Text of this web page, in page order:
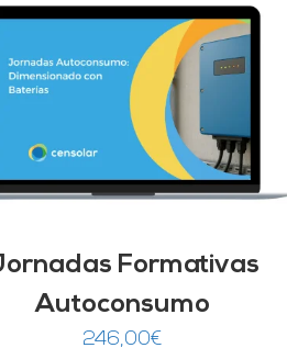
Formativas
Autoconsumo
246,00€
Valorado
5.00 de 5
AÑADIR AL CARRITO